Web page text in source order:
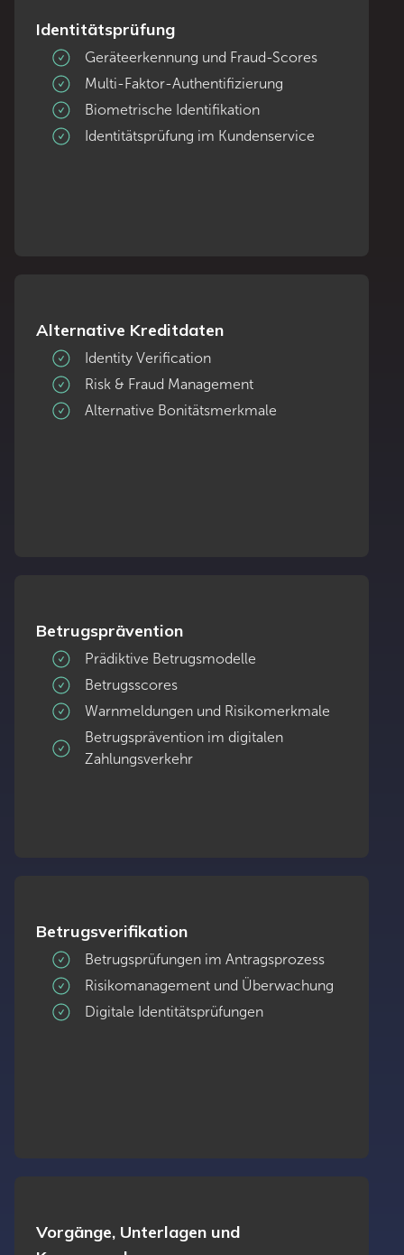
Identitätsprüfung
Geräteerkennung und Fraud-Scores
Multi-Faktor-Authentifizierung
Biometrische Identifikation
Identitätsprüfung im Kundenservice
Alternative Kreditdaten
Identity Verification
Risk & Fraud Management
Alternative Bonitätsmerkmale
Betrugsprävention
Prädiktive Betrugsmodelle
Betrugsscores
Warnmeldungen und Risikomerkmale
Betrugsprävention im digitalen
Zahlungsverkehr
Betrugsverifikation
Betrugsprüfungen im Antragsprozess
Risikomanagement und Überwachung
Digitale Identitätsprüfungen
Vorgänge, Unterlagen und